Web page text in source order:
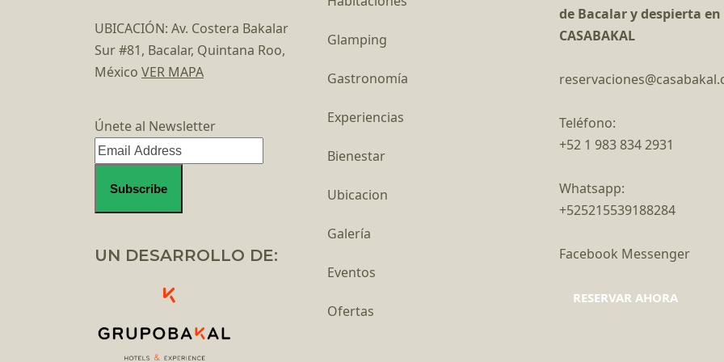
UBICACIÓN: Av. Costera Bakalar
Sur #81, Bacalar, Quintana Roo,
México VER MAPA
Únete al Newsletter
UN DESARROLLO DE:
Glamping
Gastronomía
Experiencias
Bienestar
Ubicacion
Galería
Eventos
Ofertas
de Bacalar y despierta en
CASABAKAL
Teléfono:
+52 1 983 834 2931
Whatsapp:
+525215539188284
Facebook Messenger
RESERVAR AHORA